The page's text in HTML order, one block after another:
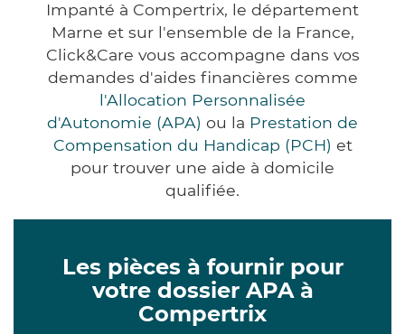
Impanté à Compertrix, le département
Marne et sur l'ensemble de la France,
Click&Care vous accompagne dans vos
demandes d'aides financières comme
l'Allocation Personnalisée
d'Autonomie (APA) ou la Prestation de
Compensation du Handicap (PCH) et
pour trouver une aide à domicile
qualifiée.
Les pièces à fournir pour
votre dossier APA à
Compertrix